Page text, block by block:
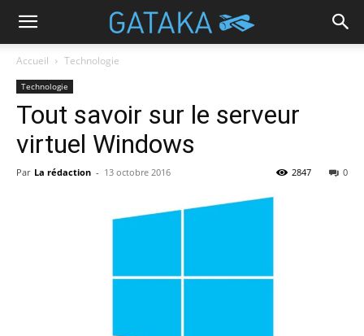
Accueil Technologie
Technologie
Tout savoir sur le serveur
virtuel Windows
Par La rédaction - 13 octobre 2016 0
2847